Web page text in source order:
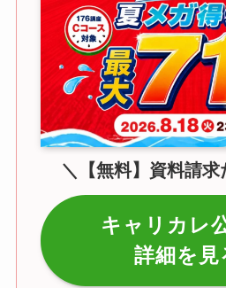
＼【無料】資料請求
キャリカレ
詳細を見